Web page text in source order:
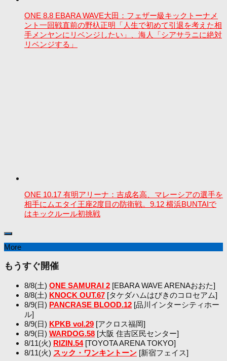
ONE 8.8 EBARA WAVE大田：フェザー級キックトーナメ
ント一回戦直前の野杁正明「人生で初めて引退を考えた相
手メンヤンにリベンジしたい」、海人「シアサラニに絶対
リベンジする」
ONE 10.17 有明アリーナ：吉成名高、マレーシアの選手を
相手にムエタイ王座2度目の防衛戦。9.12 横浜BUNTAIで
はキックルール初挑戦
More
もうすぐ開催
8/8(土) ONE SAMURAI 2 [EBARA WAVE ARENAおおた]
8/8(土) KNOCK OUT.67 [タケダハムはびきのコロセアム]
8/9(日) PANCRASE BLOOD.12 [品川インターシティホー
ル]
8/9(日) KPKB vol.29 [アクロス福岡]
8/9(日) WARDOG.58 [大阪 住吉区民センター]
8/11(火) RIZIN.54[TOYOTA ARENA TOKYO]
8/11(火) スック・ワンキントーン [新宿フェイス]